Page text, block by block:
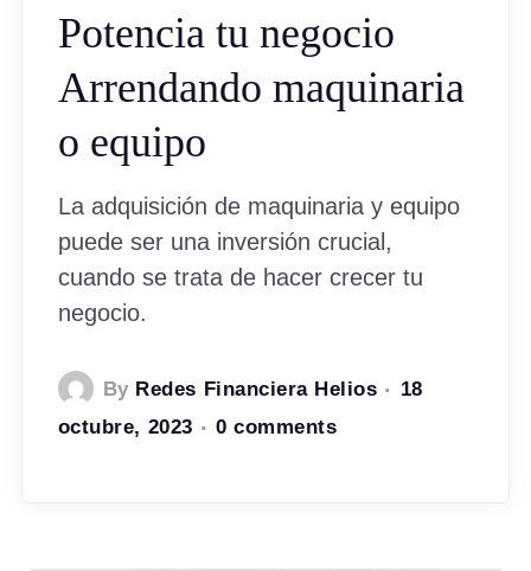
Potencia tu negocio
Arrendando maquinaria
o equipo
La adquisición de maquinaria y equipo
puede ser una inversión crucial,
cuando se trata de hacer crecer tu
negocio.
By Redes Financiera Helios
18
octubre, 2023
0 comments